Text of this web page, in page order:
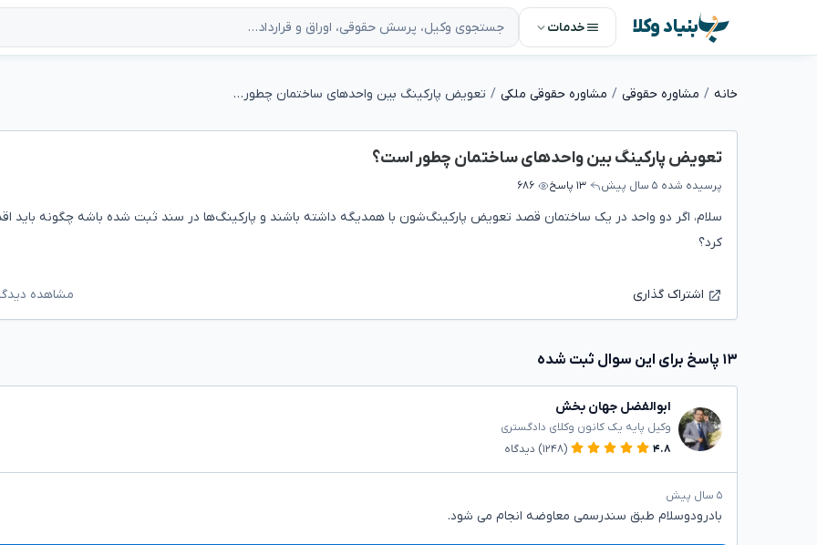
بنیاد وکلا خدمات
خانه مشاوره حقوقی مشاوره حقوقی ملکی تعویض پارکینگ بین واحدهای ساختمان چطور است؟
تعویض پارکینگ بین واحدهای ساختمان چطور است؟
پرسیده شده ۵ سال پیش ۱۳ پاسخ ۶۸۶
سلام، اگر دو واحد در یک ساختمان قصد تعویض پارکینگ‌شون با همدیگه داشته باشند و پارکینگ‌ها در سند ثبت شده باشه چگونه باید
کرد؟
اشتراک گذاری مشاهده
۱۳ پاسخ برای این سوال ثبت شده
ابوالفضل جهان بخش
وکیل پایه یک کانون وکلای دادگستری
۴.۸
(۱۲۴۸) دیدگاه
۵ سال پیش
بادرودوسلام طبق سندرسمی معاوضه انجام می شود.